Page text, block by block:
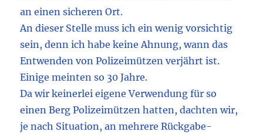
an einen sicheren Ort.
An dieser Stelle muss ich ein wenig vorsichtig
sein, denn ich habe keine Ahnung, wann das
Entwenden von Polizeimützen verjährt ist.
Einige meinten so 30 Jahre.
Da wir keinerlei eigene Verwendung für so
einen Berg Polizeimützen hatten, dachten wir,
je nach Situation, an mehrere Rückgabe­